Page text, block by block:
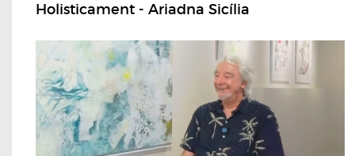
Holisticament - Ariadna Sicília